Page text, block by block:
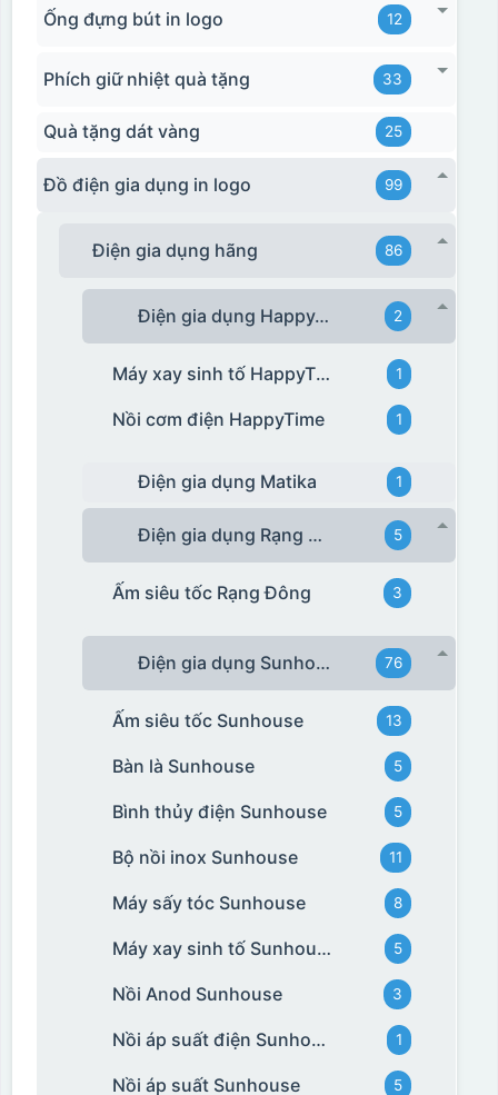
Ống đựng bút in logo 12
Phích giữ nhiệt quà tặng 33
Quà tặng dát vàng 25
Đồ điện gia dụng in logo 99
Điện gia dụng hãng 86
Điện gia dụng HappyTime 2
Máy xay sinh tố HappyTime 1
Nồi cơm điện HappyTime 1
Điện gia dụng Matika 1
Điện gia dụng Rạng Đông 5
Ấm siêu tốc Rạng Đông 3
Điện gia dụng Sunhouse 76
Ấm siêu tốc Sunhouse 13
Bàn là Sunhouse 5
Bình thủy điện Sunhouse 5
Bộ nồi inox Sunhouse 11
Máy sấy tóc Sunhouse 8
Máy xay sinh tố Sunhouse 5
Nồi Anod Sunhouse 3
Nồi áp suất điện Sunhouse 1
Nồi áp suất Sunhouse 5